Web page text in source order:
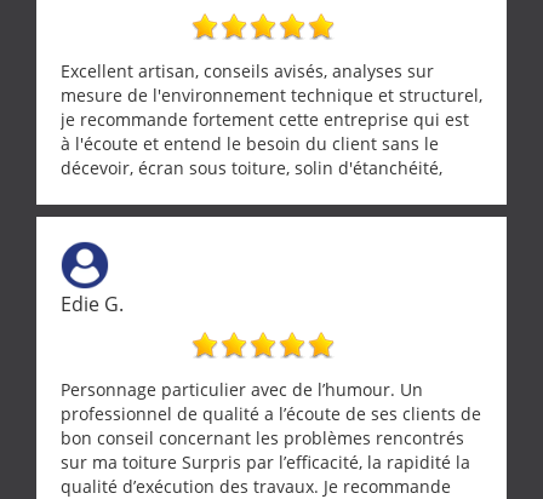
Excellent artisan, conseils avisés, analyses sur
mesure de l'environnement technique et structurel,
je recommande fortement cette entreprise qui est
à l'écoute et entend le besoin du client sans le
décevoir, écran sous toiture, solin d'étanchéité,
récupérateur d'eau, tout a été parfaitement mis en
œuvre sans besoin d'y revenir. confiance assurée.
Edie G.
Personnage particulier avec de l’humour. Un
professionnel de qualité a l’écoute de ses clients de
bon conseil concernant les problèmes rencontrés
sur ma toiture Surpris par l’efficacité, la rapidité la
qualité d’exécution des travaux. Je recommande